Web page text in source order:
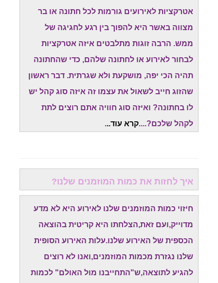
אטרקציות לאירועים גורמות לכל חתונה או בר
מצווה באשר היא להפוך בין רגע לחגיגה של
ממש. הרבה זוגות מתלבטים איזה אטרקציות
לבחור לאירוע או לחתונה שלהם, כדי שהחתונה
תהיה הכי יפה, מושקעת ולא שגרתית. דבר ראשון
שהזוג חייב לשאול את עצמו זה איזה סוג קהל יש
לו בחתונה? ואיזה סוג חוויה אתם רוצים לתת
לקהל שלכם?....קרא עוד...
איך לחזות את כמות המוזמנים שלנו?
חיזוי כמות המוזמנים שלנו לאירוע היא לא מדע
מדוייק,ועם זאת,הצלחתו היא קריטית בהוצאה
הכספית של האירוע שלנו.עלות האירוע הסופית
שלנו נגזרת מכמות המוזמנים,ואנו לא רוצים
להגיע לתוצאה,ש"התחייבנו מול האולם" לכמות